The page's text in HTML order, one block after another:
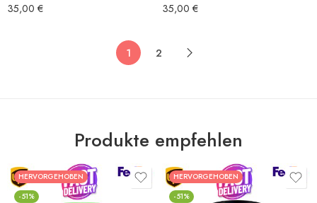
35,00 € 35,00 €
1 2
Produkte empfehlen
HERVORGEHOBEN
-51%
HERVORGEHOBEN
-51%